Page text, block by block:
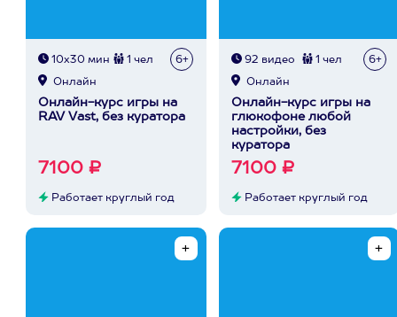
10х30 мин 1 чел 6+
Онлайн
Онлайн-курс игры на
RAV Vast, без куратора
7100 ₽
Работает круглый год
92 видео 1 чел 6+
Онлайн
Онлайн-курс игры на
глюкофоне любой
настройки, без
куратора
7100 ₽
Работает круглый год